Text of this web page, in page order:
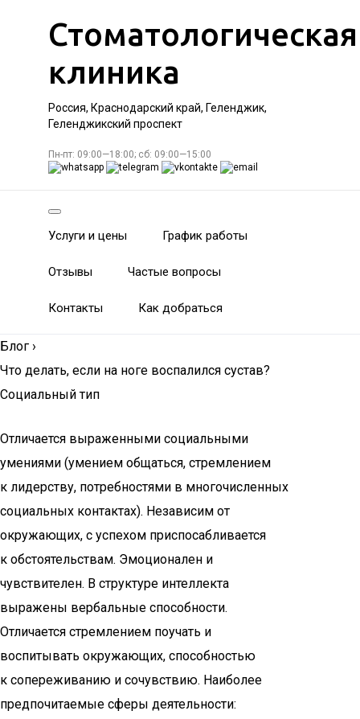
Стоматологическая
клиника
Россия, Краснодарский край, Геленджик,
Геленджикский проспект
Пн-пт: 09:00—18:00; сб: 09:00—15:00
Услуги и цены График работы
Отзывы Частые вопросы
Контакты Как добраться
Блог ›
Что делать, если на ноге воспалился сустав?
Социальный тип
Отличается выраженными социальными
умениями (умением общаться, стремлением
к лидерству, потребностями в многочисленных
социальных контактах). Независим от
окружающих, с успехом приспосабливается
к об­стоятельствам. Эмоционален и
чувствителен. В структуре интеллекта
выра­жены вербальные способности.
Отличается стремлением поучать и
воспи­тывать окружающих, способностью
к сопереживанию и сочувствию. Наибо­лее
предпочитаемые сферы деятельности: